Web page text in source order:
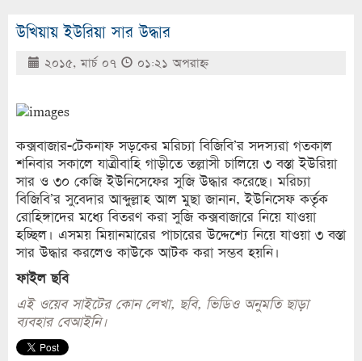
উখিয়ায় ইউরিয়া সার উদ্ধার
২০১৫, মার্চ ০৭ ০১:২১ অপরাহ্ণ
কক্সবাজার-টেকনাফ সড়কের মরিচ্যা বিজিবি’র সদস্যরা গতকাল
শনিবার সকালে যাত্রীবাহি গাড়ীতে তল্লাসী চালিয়ে ৩ বস্তা ইউরিয়া
সার ও ৩০ কেজি ইউনিসেফের সুজি উদ্ধার করেছে। মরিচ্যা
বিজিবি’র সুবেদার আব্দুল্লাহ আল মুছা জানান, ইউনিসেফ কর্তৃক
রোহিঙ্গাদের মধ্যে বিতরণ করা সুজি কক্সবাজারে নিয়ে যাওয়া
হচ্ছিল। এসময় মিয়ানমারের পাচারের উদ্দেশ্যে নিয়ে যাওয়া ৩ বস্তা
সার উদ্ধার করলেও কাউকে আটক করা সম্ভব হয়নি।
ফাইল ছবি
এই ওয়েব সাইটের কোন লেখা, ছবি, ভিডিও অনুমতি ছাড়া
ব্যবহার বেআইনি।